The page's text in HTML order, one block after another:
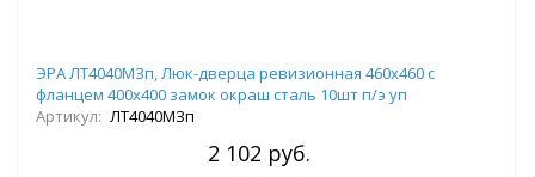
ЭРА ЛТ4040МЗп, Люк-дверца ревизионная 460х460 с
фланцем 400х400 замок окраш сталь 10шт п/э уп
Артикул: ЛТ4040МЗп
2 102 руб.